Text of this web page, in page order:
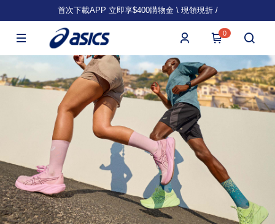
首次下載APP 立即享$400購物金 \ 現領現折 /
0